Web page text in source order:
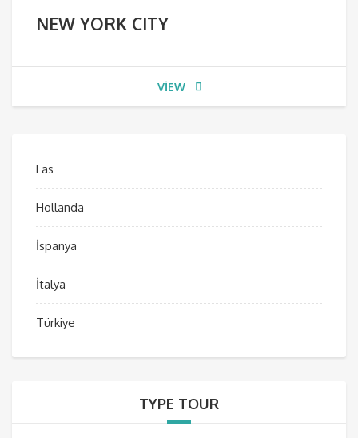
NEW YORK CITY
VIEW
Fas
Hollanda
İspanya
İtalya
Türkiye
TYPE TOUR